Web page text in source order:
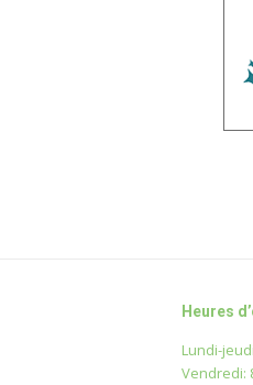
Heures
Lundi-
Vendredi: